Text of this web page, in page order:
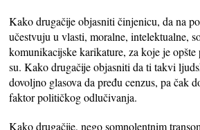
Kako drugačije objasniti činjenicu, da na
učestvuju u vlasti, moralne, intelektualne,
komunikacijske karikature, za koje je
su. Kako drugačije objasniti da ti takvi
dovoljno glasova da pređu cenzus, pa čak
faktor političkog odlučivanja.
Kako drugačije, nego somnolentnim